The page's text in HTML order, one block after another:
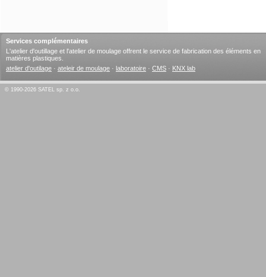
Services complémentaires
L'atelier d'outillage et l'atelier de moulage offrent le service de fabrication des éléments en
matières plastiques.
atelier d'outilage · ateleir de moulage · laboratoire · CMS · KNX lab
© 1990-2026 SATEL sp. z o.o.